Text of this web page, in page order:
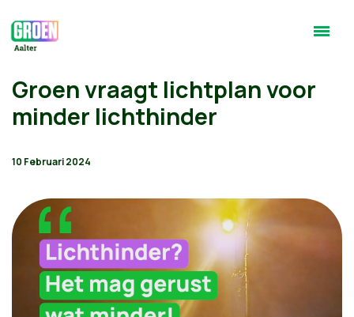
Groen vraagt lichtplan voor
minder lichthinder
10 Februari 2024